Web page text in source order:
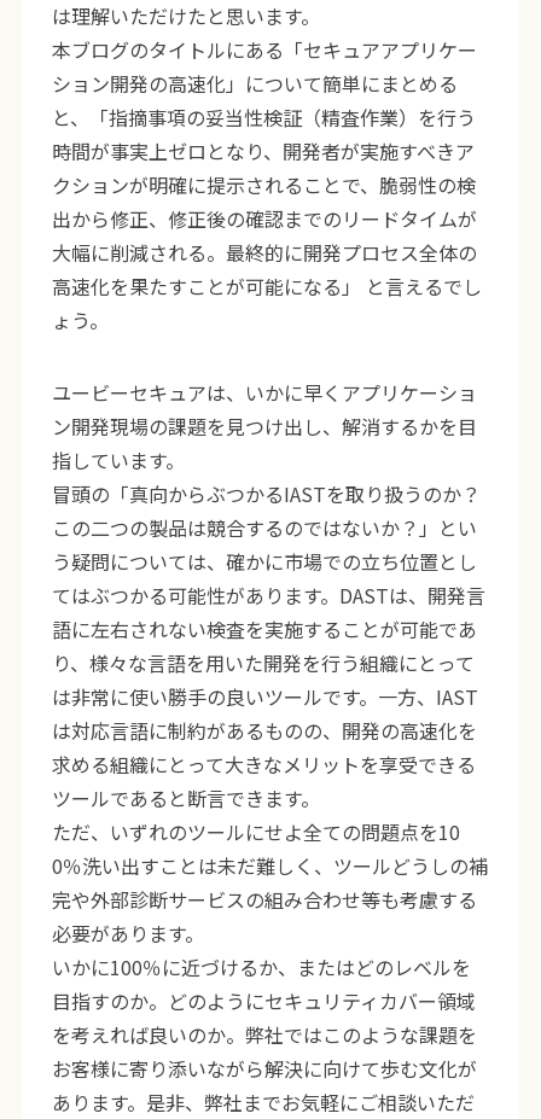
は理解いただけたと思います。
本ブログのタイトルにある「セキュアアプリケー
ション開発の高速化」について簡単にまとめる
と、「指摘事項の妥当性検証（精査作業）を行う
時間が事実上ゼロとなり、開発者が実施すべきア
クションが明確に提示されることで、脆弱性の検
出から修正、修正後の確認までのリードタイムが
大幅に削減される。最終的に開発プロセス全体の
高速化を果たすことが可能になる」 と言えるでし
ょう。
ユービーセキュアは、いかに早くアプリケーショ
ン開発現場の課題を見つけ出し、解消するかを目
指しています。
冒頭の「真向からぶつかるIASTを取り扱うのか？
この二つの製品は競合するのではないか？」とい
う疑問については、確かに市場での立ち位置とし
てはぶつかる可能性があります。DASTは、開発言
語に左右されない検査を実施することが可能であ
り、様々な言語を用いた開発を行う組織にとって
は非常に使い勝手の良いツールです。一方、IAST
は対応言語に制約があるものの、開発の高速化を
求める組織にとって大きなメリットを享受できる
ツールであると断言できます。
ただ、いずれのツールにせよ全ての問題点を10
0％洗い出すことは未だ難しく、ツールどうしの補
完や外部診断サービスの組み合わせ等も考慮する
必要があります。
いかに100％に近づけるか、またはどのレベルを
目指すのか。どのようにセキュリティカバー領域
を考えれば良いのか。弊社ではこのような課題を
お客様に寄り添いながら解決に向けて歩む文化が
あります。是非、弊社までお気軽にご相談いただ